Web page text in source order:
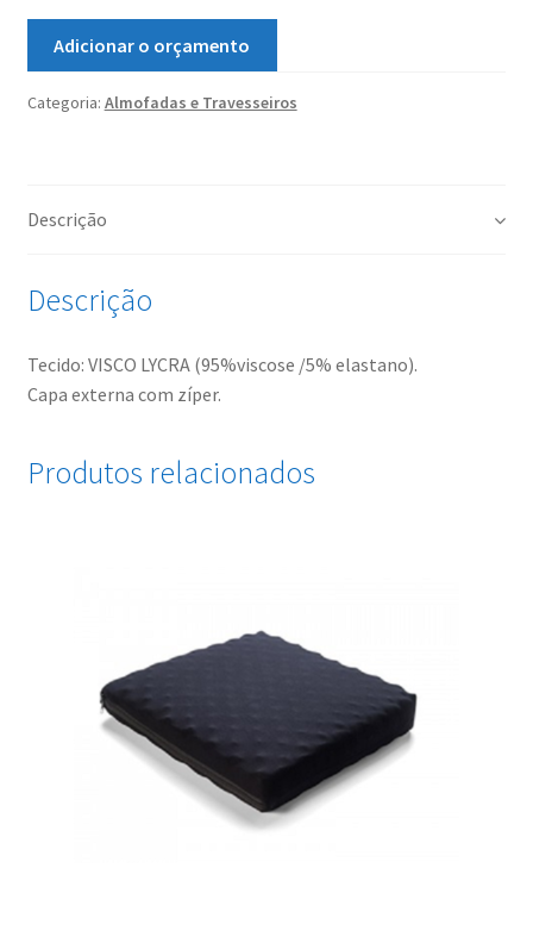
Adicionar o orçamento
Categoria: Almofadas e Travesseiros
Descrição
Descrição
Tecido: VISCO LYCRA (95%viscose /5% elastano).
Capa externa com zíper.
Produtos relacionados